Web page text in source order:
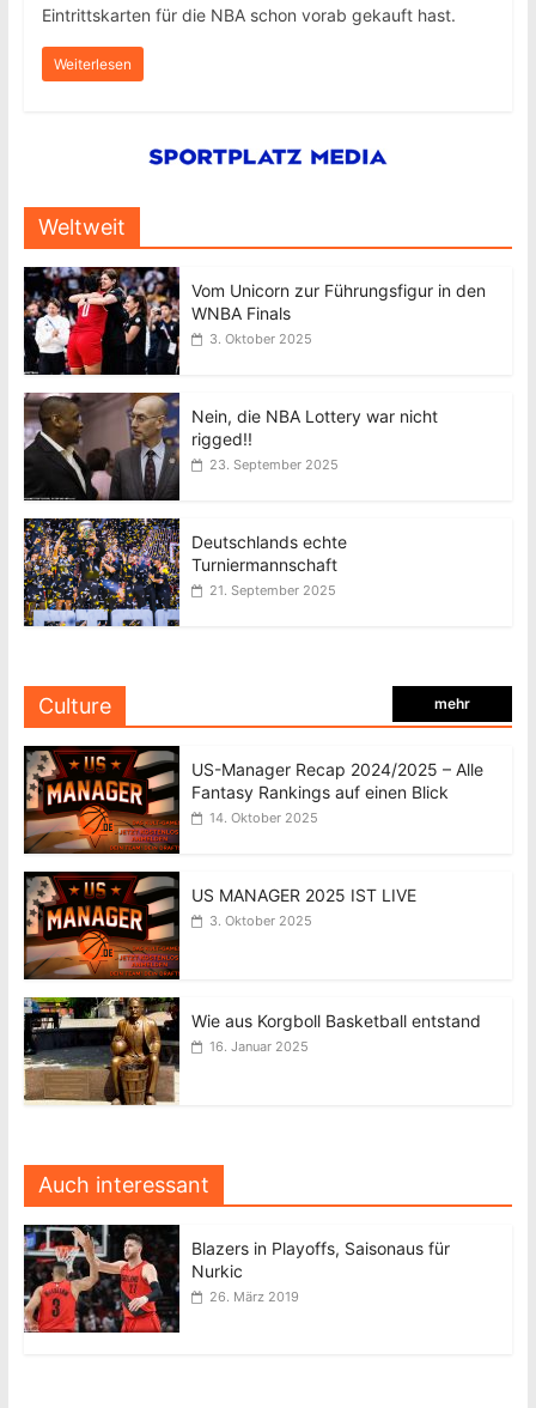
Eintrittskarten für die NBA schon vorab gekauft hast.
Weiterlesen
Weltweit
Vom Unicorn zur Führungsfigur in den
WNBA Finals
3. Oktober 2025
Nein, die NBA Lottery war nicht
rigged!!
23. September 2025
Deutschlands echte
Turniermannschaft
21. September 2025
Culture mehr
US-Manager Recap 2024/2025 – Alle
Fantasy Rankings auf einen Blick
14. Oktober 2025
US MANAGER 2025 IST LIVE
3. Oktober 2025
Wie aus Korgboll Basketball entstand
16. Januar 2025
Auch interessant
Blazers in Playoffs, Saisonaus für
Nurkic
26. März 2019